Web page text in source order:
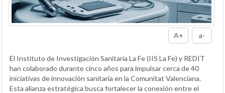
A+ a-
El Instituto de Investigación Sanitaria La Fe (IIS La Fe) y REDIT
han colaborado durante cinco años para impulsar cerca de 40
iniciativas de innovación sanitaria en la Comunitat Valenciana.
Esta alianza estratégica busca fortalecer la conexión entre el